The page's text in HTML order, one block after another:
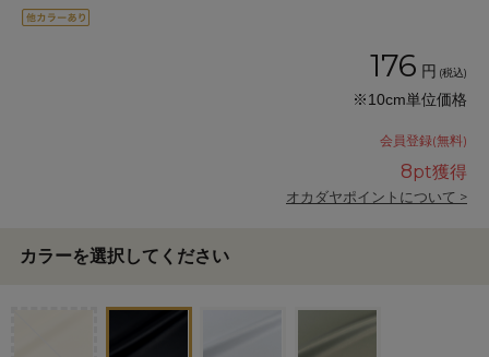
176 円 (税込)
※10cm単位価格
会員登録(無料)
8pt獲得
オカダヤポイントについて >
カラーを選択してください